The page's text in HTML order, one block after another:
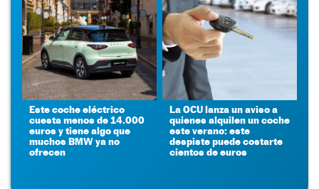
Este coche eléctrico
cuesta menos de 14.000
euros y tiene algo que
muchos BMW ya no
ofrecen
La OCU lanza un aviso a
quienes alquilen un coche
este verano: este
despiste puede costarte
cientos de euros